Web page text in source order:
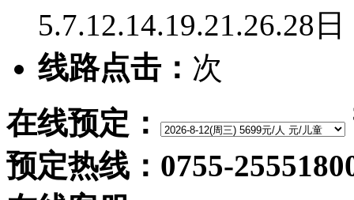
5.7.12.14.19.21.26.28日
线路点击： 次
在线预定：
预定热线：0755-